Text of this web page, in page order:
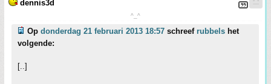
dennis3d
^_^
Op donderdag 21 februari 2013 18:57 schreef rubbels het
volgende:
[..]